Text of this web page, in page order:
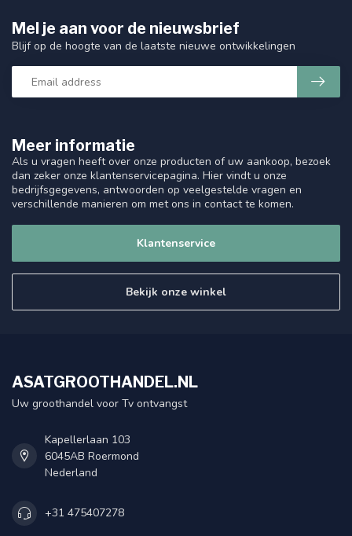
Meer informatie
Als u vragen heeft over onze producten of uw aankoop, bezoek
dan zeker onze klantenservicepagina. Hier vindt u onze
bedrijfsgegevens, antwoorden op veelgestelde vragen en
verschillende manieren om met ons in contact te komen.
Klantenservice
Bekijk onze winkel
Mel je aan voor de nieuwsbrief
Blijf op de hoogte van de laatste nieuwe ontwikkelingen
ASATGROOTHANDEL.NL
Uw groothandel voor Tv ontvangst
Kapellerlaan 103
6045AB Roermond
Nederland
+31 475407278